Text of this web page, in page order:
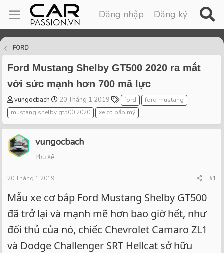
Đăng nhập Đăng ký
FORD
Ford Mustang Shelby GT500 2020 ra mắt
với sức mạnh hơn 700 mã lực
T
h
r
e
a
d
s
a
t
e
r
vungocbach
S
t
a
r
t
20 Tháng 1 2019
T
a
g
s
ford
ford mustang
mustang shelby gt500 2020
xe cơ bắp mỹ
vungocbach
Phụ Xế
20 Tháng 1 2019 #1
Mẫu xe cơ bắp Ford Mustang Shelby GT500
đã trở lại và mạnh mẽ hơn bao giờ hết, như
đối thủ của nó, chiếc Chevrolet Camaro ZL1
và Dodge Challenger SRT Hellcat sở hữu